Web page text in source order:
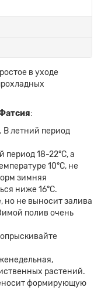
в уходе
:
летний период
18-22°C, а
10°C, не
зимняя
ниже 16°C.
но не выносит залива
полив очень
растений.
формирующую